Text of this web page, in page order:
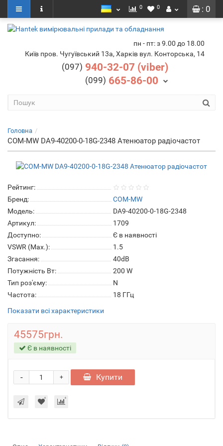
: 0
0 0
пн - пт: з 9.00 до 18.00
Київ пров. Чугуївський 13а, Харків вул. Конторська, 14
(097) 940-32-07 (viber)
(099) 665-86-00
Головна
COM-MW DA9-40200-0-18G-2348 Атенюатор радіочастот
Рейтинг:
Бренд:
COM-MW
Модель:
DA9-40200-0-18G-2348
Артикул:
1709
Доступно:
Є в наявності
VSWR (Max.):
1.5
Згасання:
40dB
Потужність Вт:
200 W
Тип роз'єму:
N
Частота:
18 ГГц
Показати всі характеристики
45575грн.
Є в наявності
+
- Купити